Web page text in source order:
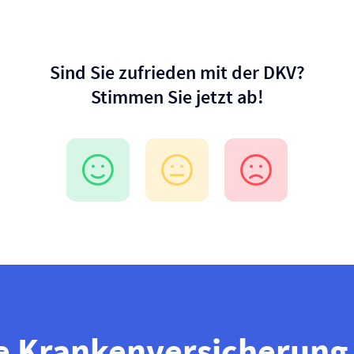
Sind Sie zufrieden mit der DKV?
Stimmen Sie jetzt ab!